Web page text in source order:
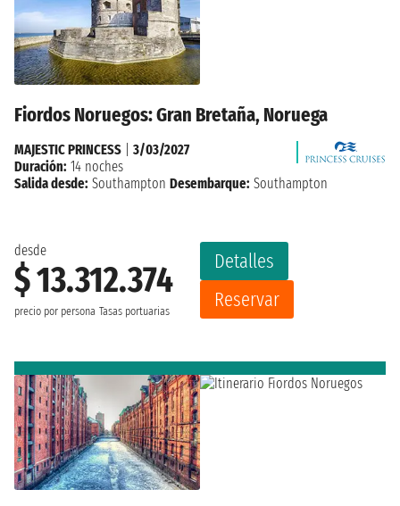
Fiordos Noruegos: Gran Bretaña, Noruega
desde
$ 13.312.374
precio por persona Tasas portuarias
Detalles
Reservar
MAJESTIC PRINCESS
3/03/2027
Duración: 14 noches
Salida desde: Southampton Desembarque: Southampton